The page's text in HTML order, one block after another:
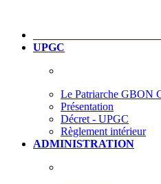
UPGC
Le Patriarche GBON
Présentation
Décret - UPGC
Règlement intérieur
ADMINISTRATION